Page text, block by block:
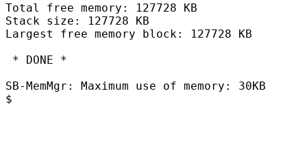
Total free memory: 127728 KB
Stack size: 127728 KB
Largest free memory block: 127728 KB
* DONE *
SB-MemMgr: Maximum use of memory: 30KB
$